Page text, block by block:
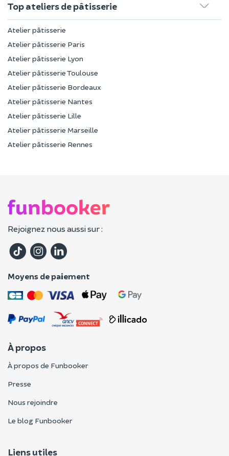
Top ateliers de pâtisserie
Atelier pâtisserie
Atelier pâtisserie Paris
Atelier pâtisserie Lyon
Atelier pâtisserie Toulouse
Atelier pâtisserie Bordeaux
Atelier pâtisserie Nantes
Atelier pâtisserie Lille
Atelier pâtisserie Marseille
Atelier pâtisserie Rennes
Rejoignez nous aussi sur :
Moyens de paiement
À propos
À propos de Funbooker
Presse
Nous rejoindre
Le blog Funbooker
Liens utiles